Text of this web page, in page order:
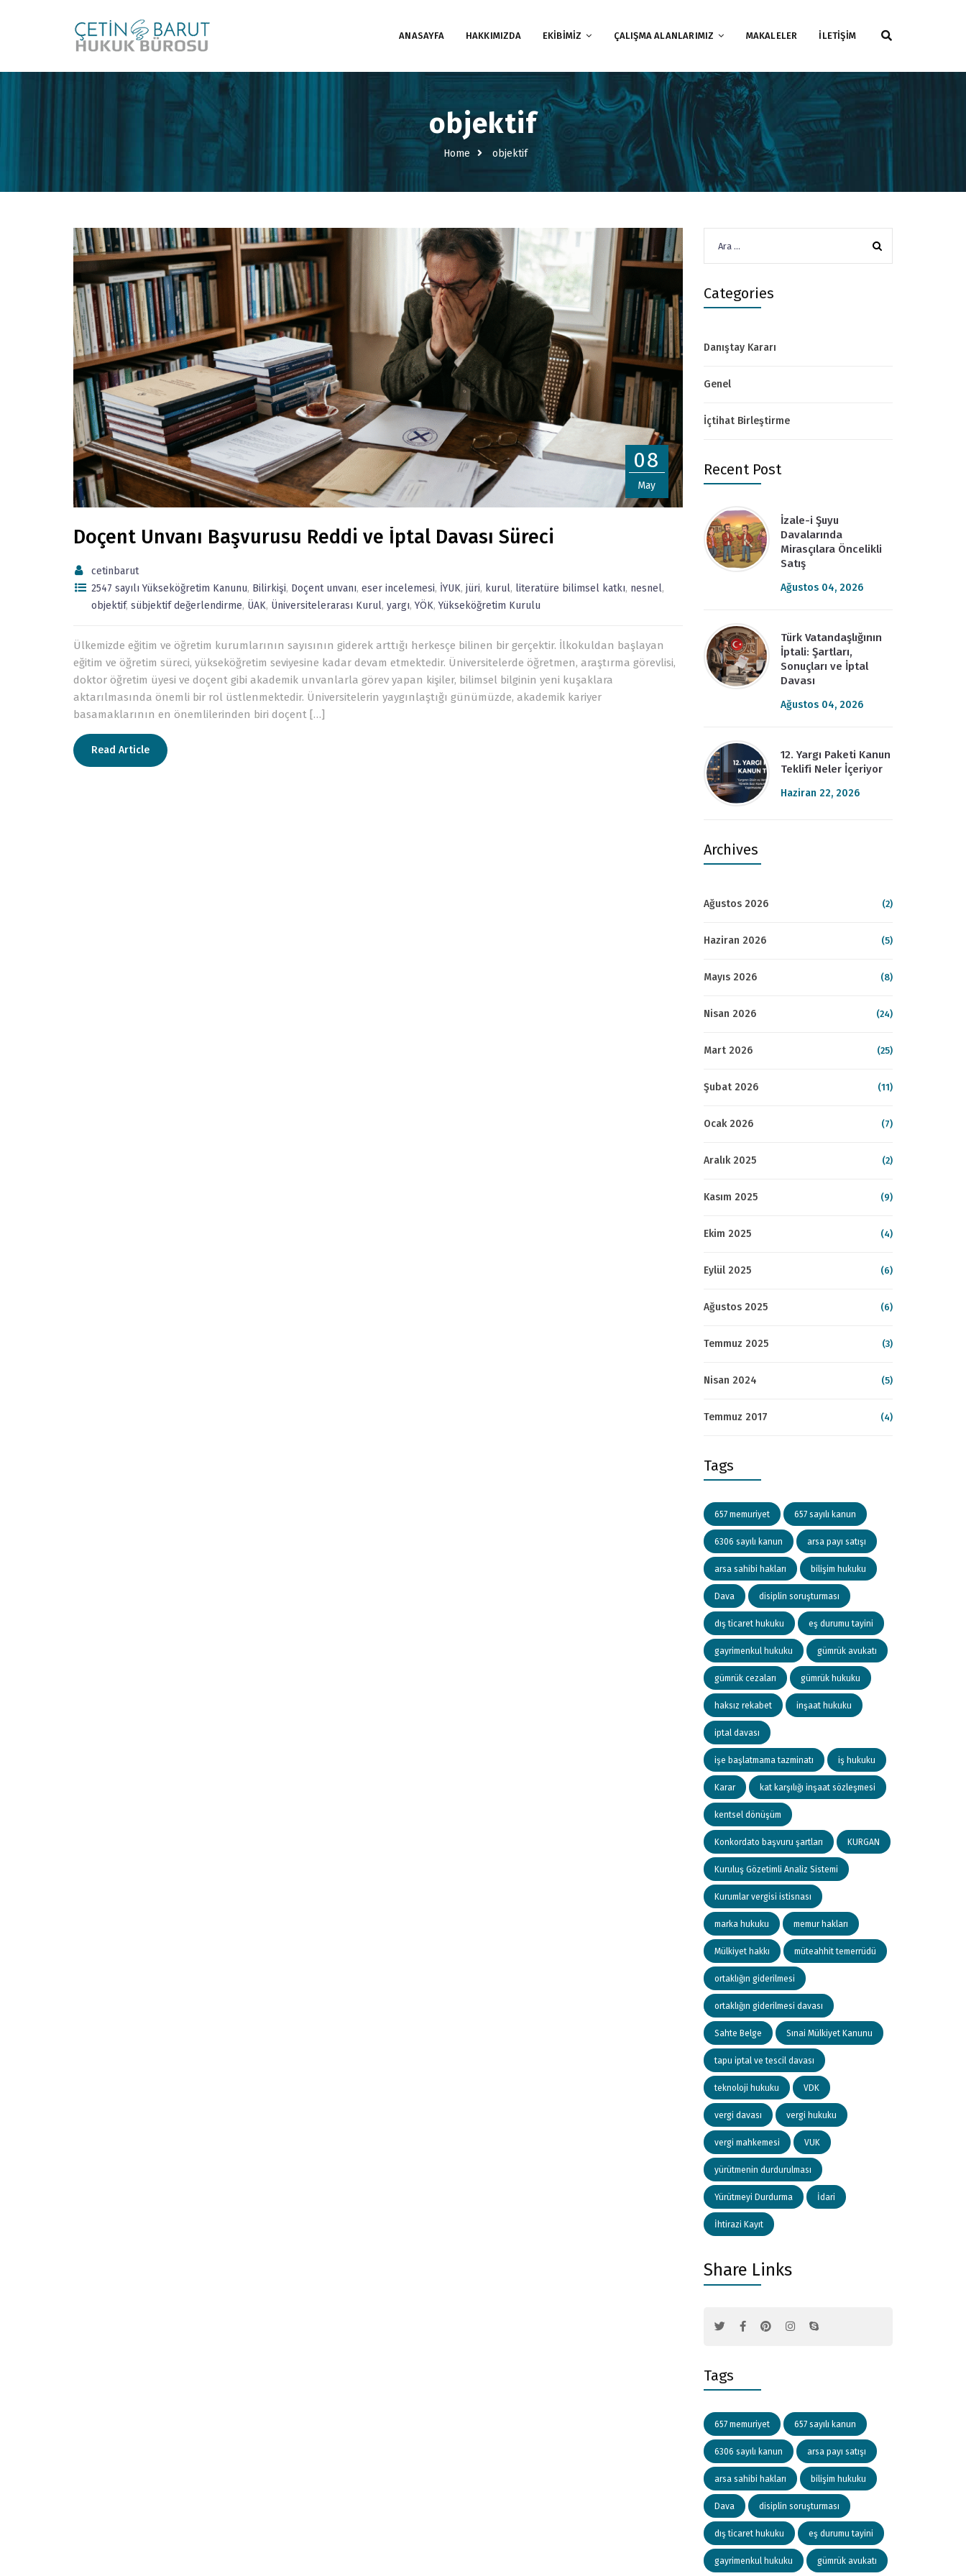
ANASAYFA HAKKIMIZDA EKİBİMİZ ÇALIŞMA ALANLARIMIZ MAKALELER İLETİŞİM
objektif
Home objektif
08
May
Doçent Unvanı Başvurusu Reddi ve İptal Davası Süreci
cetinbarut
2547 sayılı Yükseköğretim Kanunu, Bilirkişi, Doçent unvanı, eser incelemesi, İYUK, jüri, kurul, literatüre bilimsel katkı, nesnel,
objektif, sübjektif değerlendirme, ÜAK, Üniversitelerarası Kurul, yargı,YÖK,Yükseköğretim Kurulu
Ülkemizde eğitim ve öğretim kurumlarının sayısının giderek arttığı herkesçe bilinen bir gerçektir. İlkokuldan başlayan
eğitim ve öğretim süreci, yükseköğretim seviyesine kadar devam etmektedir. Üniversitelerde öğretmen, araştırma görevlisi,
doktor öğretim üyesi ve doçent gibi akademik unvanlarla görev yapan kişiler, bilimsel bilginin yeni kuşaklara
aktarılmasında önemli bir rol üstlenmektedir. Üniversitelerin yaygınlaştığı günümüzde, akademik kariyer
basamaklarının en önemlilerinden biri doçent […]
Read Article
Categories
Danıştay Kararı
Genel
İçtihat Birleştirme
Recent Post
İzale-i Şuyu
Davalarında
Mirasçılara Öncelikli
Satış
Ağustos 04, 2026
Türk Vatandaşlığının
İptali: Şartları,
Sonuçları ve İptal
Davası
Ağustos 04, 2026
12. Yargı Paketi Kanun
Teklifi Neler İçeriyor
Haziran 22, 2026
Archives
Ağustos 2026 (2)
Haziran 2026 (5)
Mayıs 2026 (8)
Nisan 2026 (24)
Mart 2026 (25)
Şubat 2026 (11)
Ocak 2026 (7)
Aralık 2025 (2)
Kasım 2025 (9)
Ekim 2025 (4)
Eylül 2025 (6)
Ağustos 2025 (6)
Temmuz 2025 (3)
Nisan 2024 (5)
Temmuz 2017 (4)
Tags
657 memuriyet 657 sayılı kanun
6306 sayılı kanun arsa payı satışı
arsa sahibi hakları bilişim hukuku
Dava disiplin soruşturması
dış ticaret hukuku eş durumu tayini
gayrimenkul hukuku gümrük avukatı
gümrük cezaları gümrük hukuku
haksız rekabet inşaat hukuku
iptal davası
işe başlatmama tazminatı iş hukuku
Karar kat karşılığı inşaat sözleşmesi
kentsel dönüşüm
Konkordato başvuru şartları KURGAN
Kuruluş Gözetimli Analiz Sistemi
Kurumlar vergisi istisnası
marka hukuku memur hakları
Mülkiyet hakkı müteahhit temerrüdü
ortaklığın giderilmesi
ortaklığın giderilmesi davası
Sahte Belge Sınai Mülkiyet Kanunu
tapu iptal ve tescil davası
teknoloji hukuku VDK
vergi davası vergi hukuku
vergi mahkemesi VUK
yürütmenin durdurulması
Yürütmeyi Durdurma İdari
İhtirazi Kayıt
Share Links
Tags
657 memuriyet 657 sayılı kanun
6306 sayılı kanun arsa payı satışı
arsa sahibi hakları bilişim hukuku
Dava disiplin soruşturması
dış ticaret hukuku eş durumu tayini
gayrimenkul hukuku gümrük avukatı